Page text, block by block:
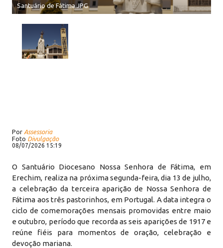
Santuário de Fátima.JPG
Por Assessoria
Foto Divulgação
08/07/2026 15:19
O Santuário Diocesano Nossa Senhora de Fátima, em
Erechim, realiza na próxima segunda-feira, dia 13 de julho,
a celebração da terceira aparição de Nossa Senhora de
Fátima aos três pastorinhos, em Portugal. A data integra o
ciclo de comemorações mensais promovidas entre maio
e outubro, período que recorda as seis aparições de 1917 e
reúne fiéis para momentos de oração, celebração e
devoção mariana.